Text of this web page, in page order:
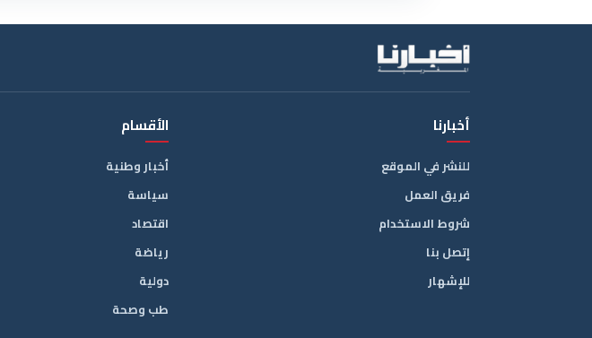
الأقسام
أخبار وطنية
سياسة
اقتصاد
رياضة
دولية
طب وصحة
أخبارنا
للنشر في الموقع
فريق العمل
شروط الاستخدام
إتصل بنا
للإشهار